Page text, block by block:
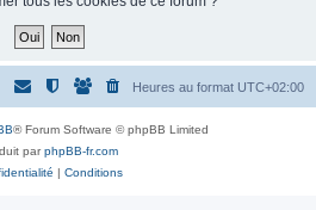
Heures au format UTC+02:00
® Forum Software © phpBB Limited
parphpBB-fr.com
| Conditions